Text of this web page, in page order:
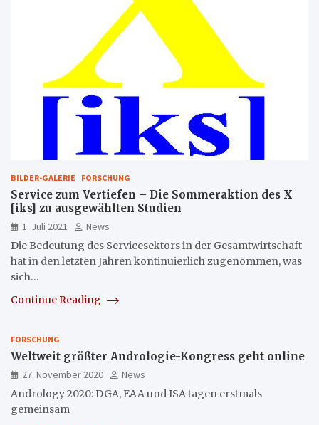
BILDER-GALERIE FORSCHUNG
Service zum Vertiefen – Die Sommeraktion des X
[iks] zu ausgewählten Studien
1. Juli 2021
News
Die Bedeutung des Servicesektors in der Gesamtwirtschaft
hat in den letzten Jahren kontinuierlich zugenommen, was
sich…
Continue Reading
FORSCHUNG
Weltweit größter Andrologie-Kongress geht online
27. November 2020
News
Andrology 2020: DGA, EAA und ISA tagen erstmals
gemeinsam